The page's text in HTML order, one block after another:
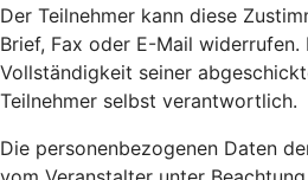
Der Teilnehmer kann diese
Brief, Fax oder E-Mail widerrufen.
Vollständigkeit seiner
Teilnehmer selbst verantwortlich.
Die personenbezogenen Daten